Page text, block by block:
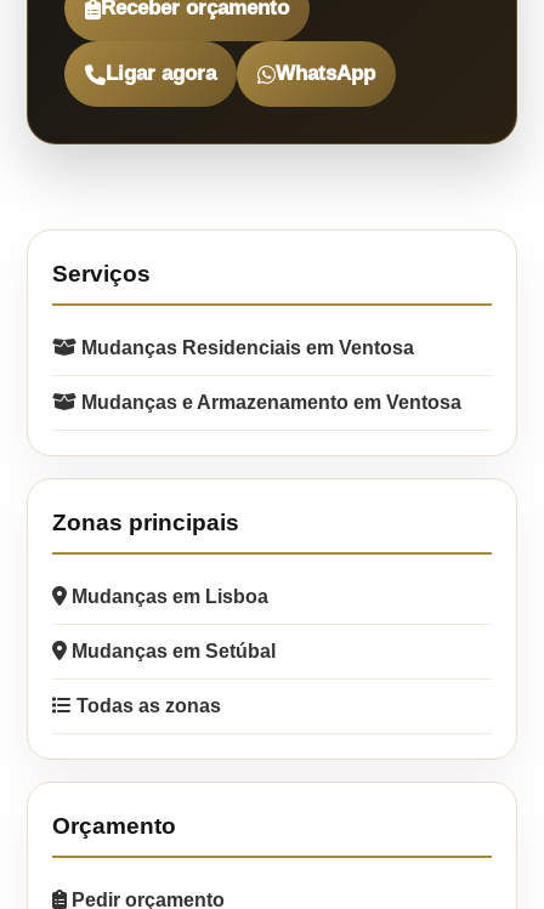
Receber orçamento
Ligar agora WhatsApp
Serviços
Mudanças Residenciais em Ventosa
Mudanças e Armazenamento em Ventosa
Zonas principais
Mudanças em Lisboa
Mudanças em Setúbal
Todas as zonas
Orçamento
Pedir orçamento